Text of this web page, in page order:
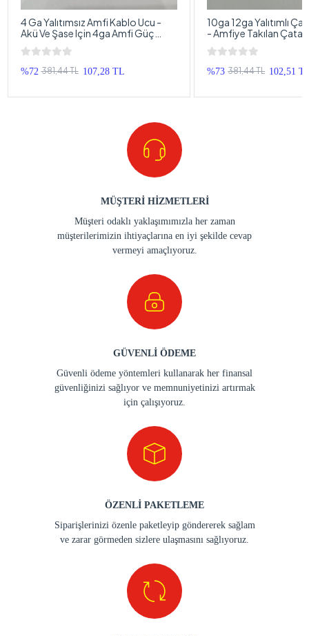
4 Ga Yalıtımsız Amfi Kablo Ucu -
Akü Ve Şase Için 4ga Amfi Güç
Kablosu Ucu - 1 Adet
%72 381,44 TL 107,28 TL
10ga 12ga Yalıtımlı
- Amfiye Takılan
Terminali - 4 Adet
%73 381,44 TL 102,51
MÜŞTERİ HİZMETLERİ
Müşteri odaklı yaklaşımımızla her zaman
müşterilerimizin ihtiyaçlarına en iyi şekilde cevap
vermeyi amaçlıyoruz.
GÜVENLİ ÖDEME
Güvenli ödeme yöntemleri kullanarak her finansal
güvenliğinizi sağlıyor ve memnuniyetinizi artırmak
için çalışıyoruz.
ÖZENLİ PAKETLEME
Siparişlerinizi özenle paketleyip göndererek sağlam
ve zarar görmeden sizlere ulaşmasını sağlıyoruz.